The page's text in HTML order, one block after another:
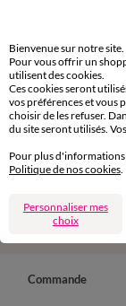
Commande
Bienvenue sur notre site.
Pour vous offrir un
utilisent des cookies.
Ces cookies seront
vos préférences et vous
choisir de les refuser.
du site seront utilisés.
Pour plus
Politique de nos cookies
Personnaliser mes
choix